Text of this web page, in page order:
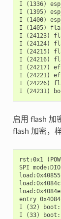
I (1336)
I (1395)
I (1400)
I (1405)
I (24123)
I (24124)
I (24215)
I (24216)
I (24217)
I (24221)
I (24226)
启用 flash 加
flash 加密，
rst:0x1
SPI
entry
I (32) boot:
I (33) boot: